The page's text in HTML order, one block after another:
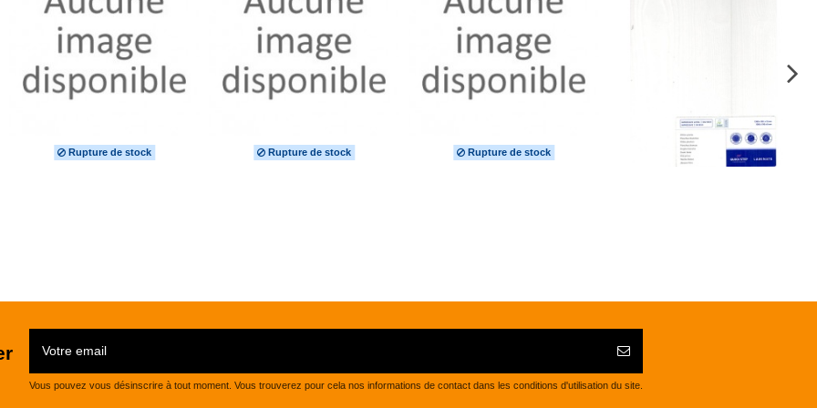
Rupture de stock Rupture de stock Rupture de stock
Vous pouvez vous désinscrire à tout moment. Vous trouverez pour cela nos informations de contact dans les conditions d'utilisation du site.